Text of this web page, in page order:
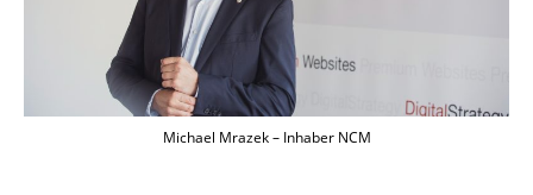
Michael Mrazek – Inhaber NCM